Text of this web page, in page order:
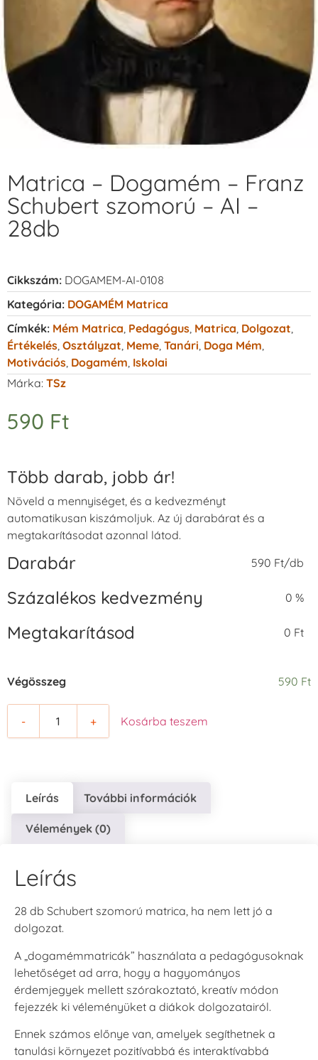
Matrica – Dogamém – Franz
Schubert szomorú – AI –
28db
Cikkszám: DOGAMEM-AI-0108
Kategória: DOGAMÉM Matrica
Címkék: Mém Matrica Pedagógus Matrica Dolgozat
Értékelés Osztályzat Meme Tanári Doga Mém
Motivációs Dogamém Iskolai
Márka: TSz
590 Ft
Több darab, jobb ár!
Növeld a mennyiséget, és a kedvezményt
automatikusan kiszámoljuk. Az új darabárat és a
megtakarításodat azonnal látod.
Darabár 590 Ft/db
Százalékos kedvezmény 0 %
Megtakarításod 0 Ft
Végösszeg 590 Ft
- + Kosárba teszem
Leírás További információk
Vélemények (0)
Leírás
28 db Schubert szomorú matrica, ha nem lett jó a
dolgozat.
A „dogamémmatricák” használata a pedagógusoknak
lehetőséget ad arra, hogy a hagyományos
érdemjegyek mellett szórakoztató, kreatív módon
fejezzék ki véleményüket a diákok dolgozatairól.
Ennek számos előnye van, amelyek segíthetnek a
tanulási környezet pozitívabbá és interaktívabbá